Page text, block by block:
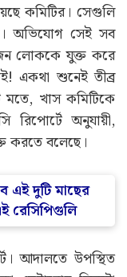
কমিটির। সেগুলি
অভিযোগ সেই সব
লোককে যুক্ত করে
একথা শুনেই তীব্র
খাস কমিটিকে
অনুযায়ী,
করতে বলেছে।
এই দুটি মাছের
রেসিপিগুলি
আদালতে উপস্থিত